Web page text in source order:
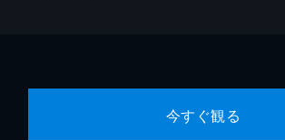
今すぐ観る